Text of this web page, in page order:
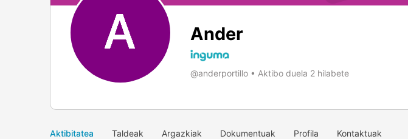
Ander
@anderportillo • Aktibo duela 2 hilabete
Aktibitatea Taldeak Argazkiak Dokumentuak Profila Kontaktuak